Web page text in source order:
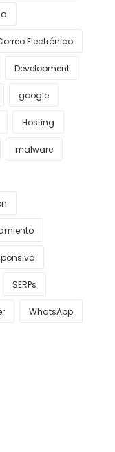
Electrónico
Development
google
Hosting
malware
SERPs
WhatsApp